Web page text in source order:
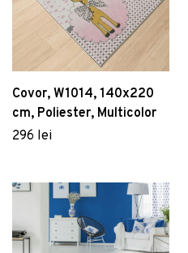
Covor, W1014, 140x220
cm, Poliester, Multicolor
296 lei